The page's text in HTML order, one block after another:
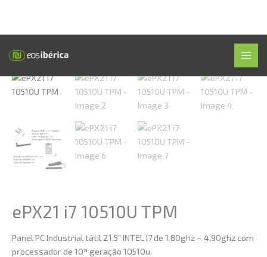
ePX21 i7 10510U TPM
Panel PC Industrial tátil 21,5” INTEL I7 de 1.80ghz – 4,90ghz com
processador de 10ª geração 10510u.